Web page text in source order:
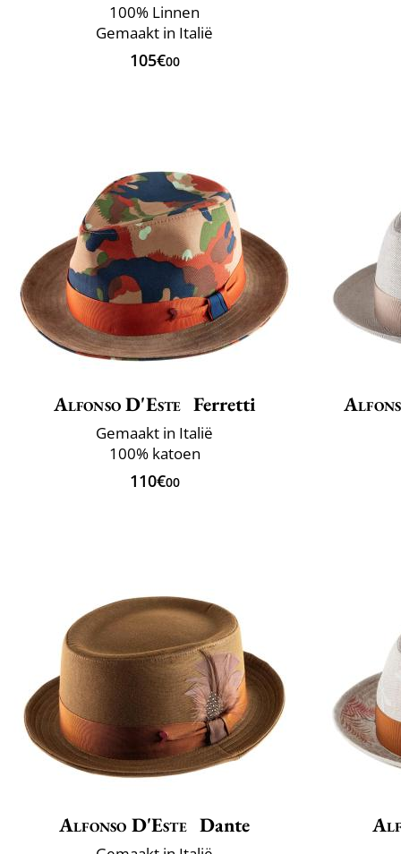
100% Linnen
Gemaakt in Italië
105€00
Alfonso D'Este Ferretti
Gemaakt in Italië
100% katoen
110€00
Alfonso D'Este Dante